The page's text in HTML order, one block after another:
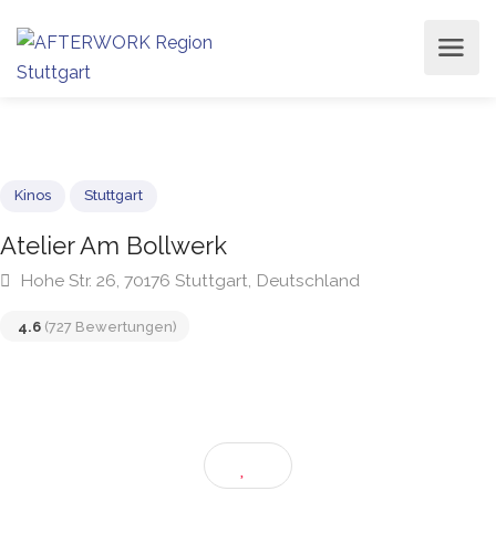
Atelier Am Bollwerk